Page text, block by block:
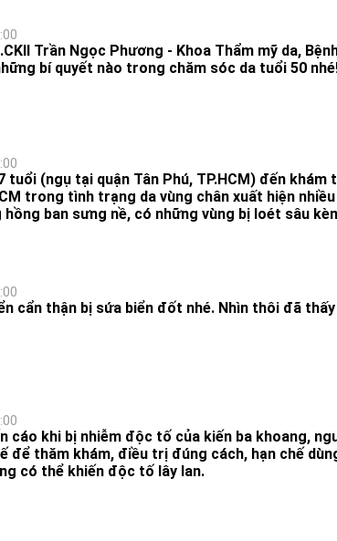
Trần Ngọc Phương - Khoa Thẩm mỹ da,
bí quyết nào trong chăm sóc da tuổi 50
tuổi (ngụ tại quận Tân Phú, TP.HCM) đến khám
trong tình trạng da vùng chân xuất hiện
ban sưng nề, có những vùng bị loét sâu
cẩn thận bị sứa biển đốt nhé. Nhìn thôi đã thấy
cáo khi bị nhiễm độc tố của kiến ba khoang,
để thăm khám, điều trị đúng cách, hạn chế
có thể khiến độc tố lây lan.